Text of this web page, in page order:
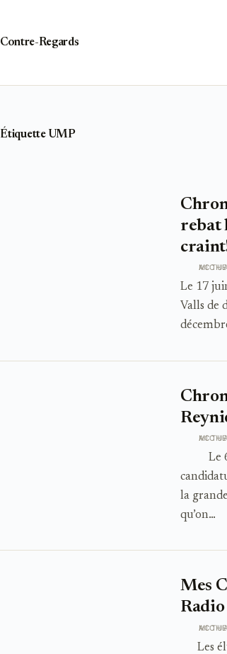
Contre-Regards
ÉtiquetteUMP
rebat
Le 17
Valls de
Le 6
la
qu’on…
Mes
Les